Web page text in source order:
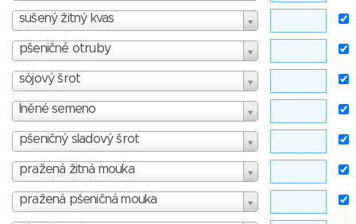
sušený žitný kvas
pšeničné otruby
sójový šrot
lněné semeno
pšeničný sladový šrot
pražená žitná mouka
pražená pšeničná mouka